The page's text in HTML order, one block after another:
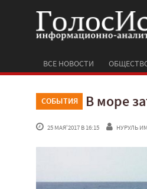
ВСЕ НОВОСТИ
СОБЫТИЯ В море
25 МАЯ'2017 В 16:15 НУРУЛЬ